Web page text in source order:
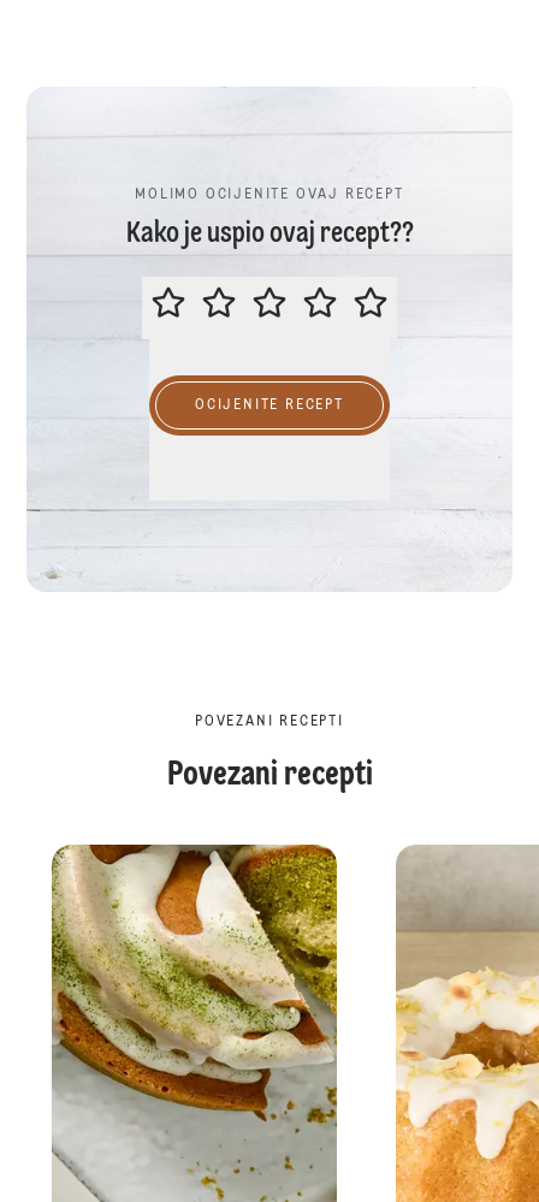
MOLIMO OCIJENITE OVAJ RECEPT
Kako je uspio ovaj recept??
MOLIMO OCIJENITE OVAJ
OCIJENITE RECEPT
POVEZANI RECEPTI
Povezani recepti